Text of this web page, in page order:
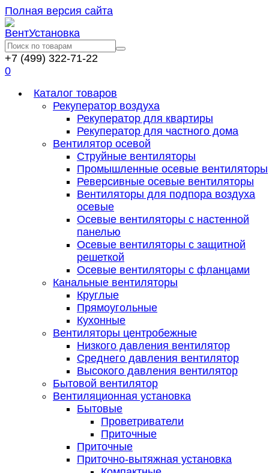
Полная версия сайта
+7 (499) 322-71-22
0
Каталог товаров
Рекуператор воздуха
Рекуператор для квартиры
Рекуператор для частного дома
Вентилятор осевой
Струйные вентиляторы
Промышленные осевые вентиляторы
Реверсивные осевые вентиляторы
Вентиляторы для подпора воздуха
осевые
Осевые вентиляторы с настенной
панелью
Осевые вентиляторы с защитной
решеткой
Осевые вентиляторы с фланцами
Канальные вентиляторы
Круглые
Прямоугольные
Кухонные
Вентиляторы центробежные
Низкого давления вентилятор
Среднего давления вентилятор
Высокого давления вентилятор
Бытовой вентилятор
Вентиляционная установка
Бытовые
Проветриватели
Приточные
Приточные
Приточно-вытяжная установка